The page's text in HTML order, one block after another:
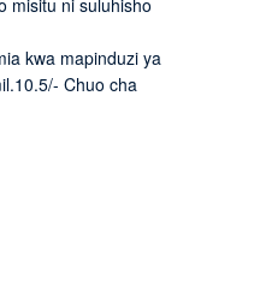
misitu ni suluhisho
kwa mapinduzi ya
Chuo cha